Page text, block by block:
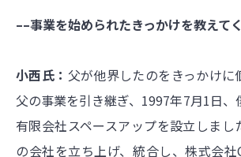
––事業を始められたきっかけを教えて
小西氏： 父が他界したのをきっかけに
父の事業を引き継ぎ、1997年7月1日、
有限会社スペースアップを設立しまし
の会社を立ち上げ、統合し、株式会社